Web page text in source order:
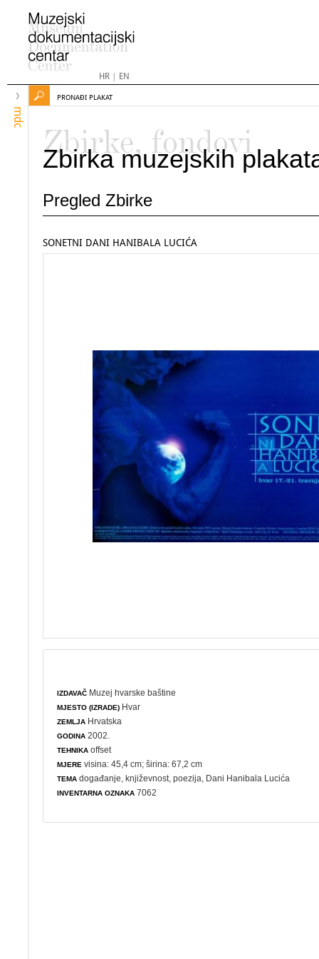
HR| EN
mdc
PRONAĐI PLAKAT
Zbirke, fondovi
Zbirka muzejskih
Pregled Zbirke
SONETNI DANI HANIBALA LUCIĆA
IZDAVAČ Muzej hvarske baštine
MJESTO (IZRADE) Hvar
ZEMLJA Hrvatska
GODINA 2002.
TEHNIKA offset
MJERE visina: 45,4 cm; širina: 67,2 cm
TEMA događanje ,književnost ,poezija Dani Hanibala Lucića
INVENTARNA OZNAKA 7062